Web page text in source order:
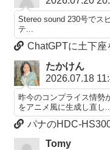
Stereo sound 230号でス
テ...
ChatGPTに土下座
たかけん
2026.07.18
昨今のコンプライス情勢
をアニメ風に生成し直し...
パナのHDC-
Tomy